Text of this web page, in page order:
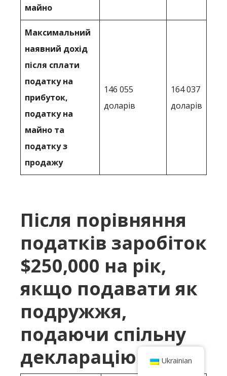
майно
Максимальний
наявний дохід
після сплати
податку на
прибуток,
податку на
майно та
податку з
продажу
146 055
доларів
164 037
доларів
Після порівняння
податків заробіток
$250,000 на рік,
якщо подавати як
подружжя,
подаючи спільну
декларацію
Ukrainian